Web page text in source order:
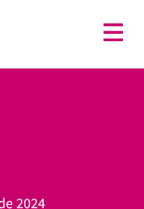
2024